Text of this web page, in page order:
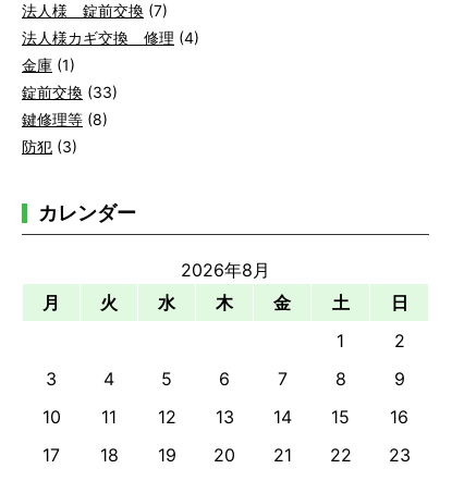
法人様 錠前交換 (7)
法人様カギ交換 修理 (4)
金庫 (1)
錠前交換 (33)
鍵修理等 (8)
防犯 (3)
カレンダー
2026年8月
月
火 水 木 金 土 日
1
2
3
4 5 6 7 8
9
10
11 12 13 14 15
16
17
18 19 20 21 22
23